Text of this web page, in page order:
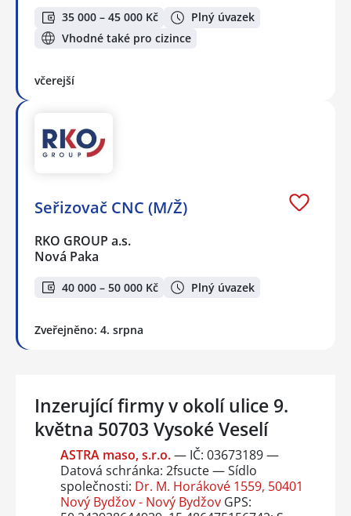
35 000 – 45 000 Kč
Plný úvazek
Vhodné také pro cizince
včerejší
Seřizovač CNC (M/Ž)
RKO GROUP a.s.
Nová Paka
40 000 – 50 000 Kč Plný úvazek
Zveřejněno: 4. srpna
Inzerující firmy v okolí ulice 9.
května 50703 Vysoké Veselí
ASTRA maso, s.r.o.— IČ: 03673189 —
Datová schránka: 2fsucte — Sídlo
společnosti: Dr. M. Horákové 1559, 50401
Nový Bydžov - Nový BydžovGPS: